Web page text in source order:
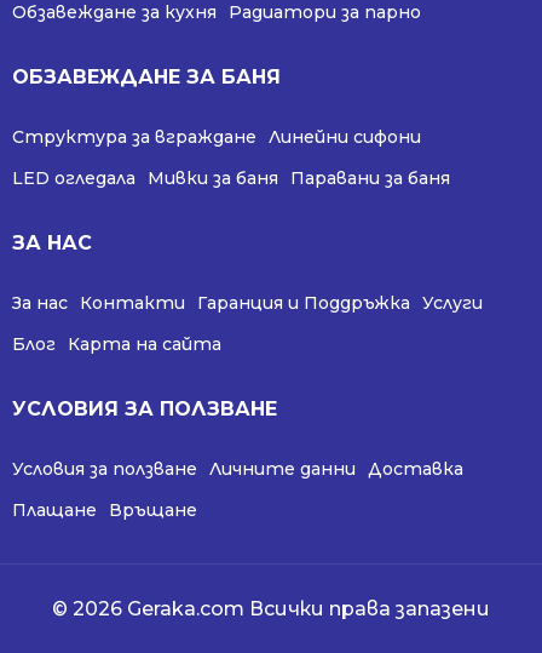
Обзавеждане за кухня
Радиатори за парно
ОБЗАВЕЖДАНЕ ЗА БАНЯ
Структура за вграждане
Линейни сифони
LED огледала
Мивки за баня Паравани за баня
ЗА НАС
За нас Контакти Гаранция и Поддръжка
Услуги
Блог
Карта на сайта
УСЛОВИЯ ЗА ПОЛЗВАНЕ
Условия за ползване Личните данни
Доставка
Плащане
Връщане
© 2026 Geraka.com Всички права запазени